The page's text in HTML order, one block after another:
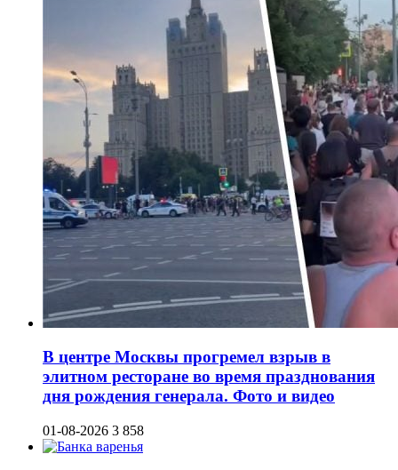
В центре Москвы прогремел взрыв в
элитном ресторане во время празднования
дня рождения генерала. Фото и видео
01-08-2026 3 858